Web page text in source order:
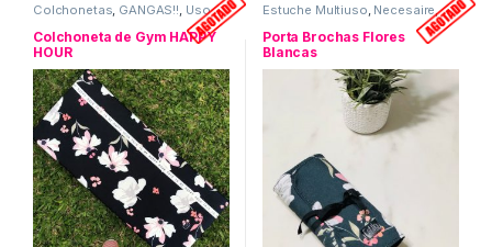
Colchonetas GANGAS!! Uso
Colchoneta de Gym HAPPY
HOUR
Estuche Multiuso Necesaire,
Uso personal
Porta Brochas Flores
Blancas